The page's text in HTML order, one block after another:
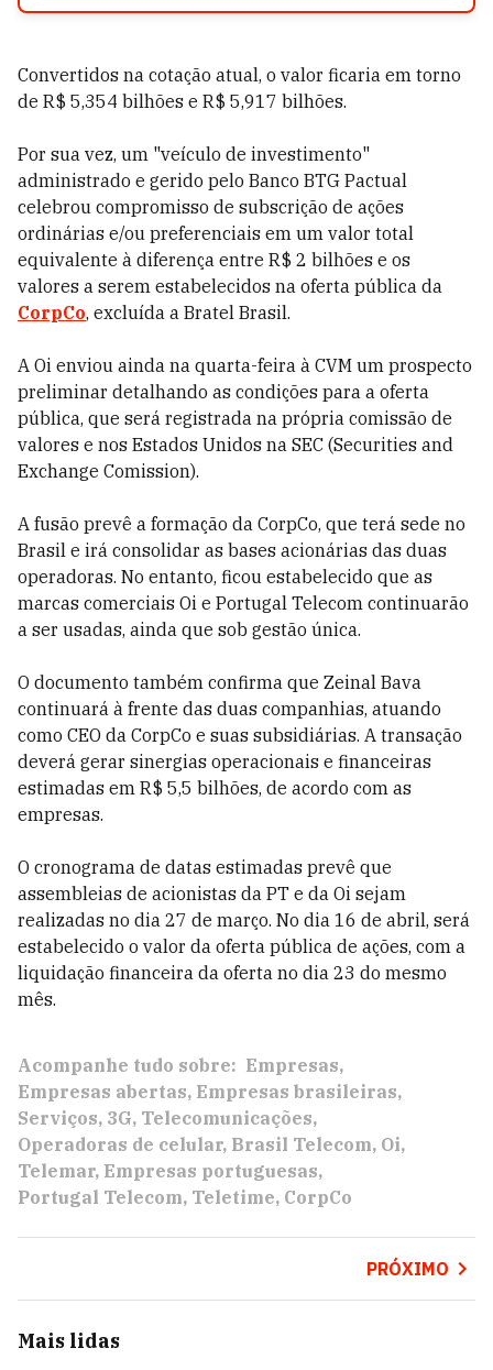
Convertidos na cotação atual, o valor ficaria em torno
de R$ 5,354 bilhões e R$ 5,917 bilhões.
Por sua vez, um "veículo de investimento"
administrado e gerido pelo Banco BTG Pactual
celebrou compromisso de subscrição de ações
ordinárias e/ou preferenciais em um valor total
equivalente à diferença entre R$ 2 bilhões e os
valores a serem estabelecidos na oferta pública da
CorpCo, excluída a Bratel Brasil.
A Oi enviou ainda na quarta-feira à CVM um prospecto
preliminar detalhando as condições para a oferta
pública, que será registrada na própria comissão de
valores e nos Estados Unidos na SEC (Securities and
Exchange Comission).
A fusão prevê a formação da CorpCo, que terá sede no
Brasil e irá consolidar as bases acionárias das duas
operadoras. No entanto, ficou estabelecido que as
marcas comerciais Oi e Portugal Telecom continuarão
a ser usadas, ainda que sob gestão única.
O documento também confirma que Zeinal Bava
continuará à frente das duas companhias, atuando
como CEO da CorpCo e suas subsidiárias. A transação
deverá gerar sinergias operacionais e financeiras
estimadas em R$ 5,5 bilhões, de acordo com as
empresas.
O cronograma de datas estimadas prevê que
assembleias de acionistas da PT e da Oi sejam
realizadas no dia 27 de março. No dia 16 de abril, será
estabelecido o valor da oferta pública de ações, com a
liquidação financeira da oferta no dia 23 do mesmo
mês.
Acompanhe tudo sobre: Empresas
Empresas abertas Empresas brasileiras
Serviços 3G Telecomunicações
Operadoras de celular Brasil Telecom Oi
Telemar Empresas portuguesas
Portugal Telecom Teletime CorpCo
PRÓXIMO
Mais lidas